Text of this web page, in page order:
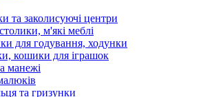
та заколисуючі центри
м'які меблі
для годування, ходунки
кошики для іграшок
манежі
та гризунки